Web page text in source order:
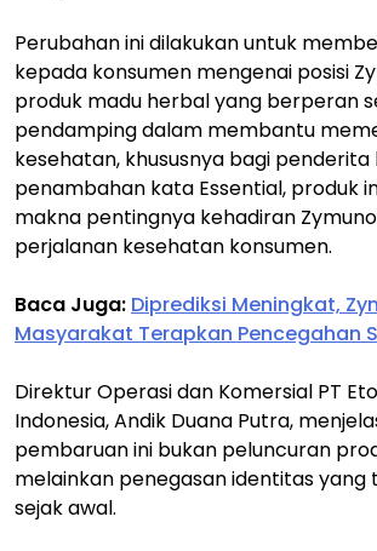
Perubahan ini dilakukan untuk
kepada konsumen mengenai posisi
produk madu herbal yang berperan
pendamping dalam membantu
kesehatan, khususnya bagi penderita
penambahan kata Essential, produk
makna pentingnya kehadiran
perjalanan kesehatan konsumen.
Baca Juga: Diprediksi Meningkat,
Masyarakat Terapkan Pencegahan
Direktur Operasi dan Komersial PT
Indonesia, Andik Duana Putra,
pembaruan ini bukan peluncuran
melainkan penegasan identitas yang
sejak awal.